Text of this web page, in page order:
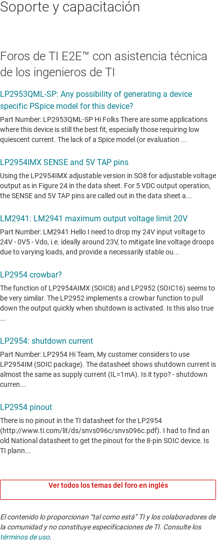
Soporte y capacitación
Foros de TI E2E™ con asistencia técnica
de los ingenieros de TI
Ver todos los temas del foro en inglés
El contenido lo proporcionan “tal como está” TI y los colaboradores de
la comunidad y no constituye especificaciones de TI. Consulte los
términos de uso.